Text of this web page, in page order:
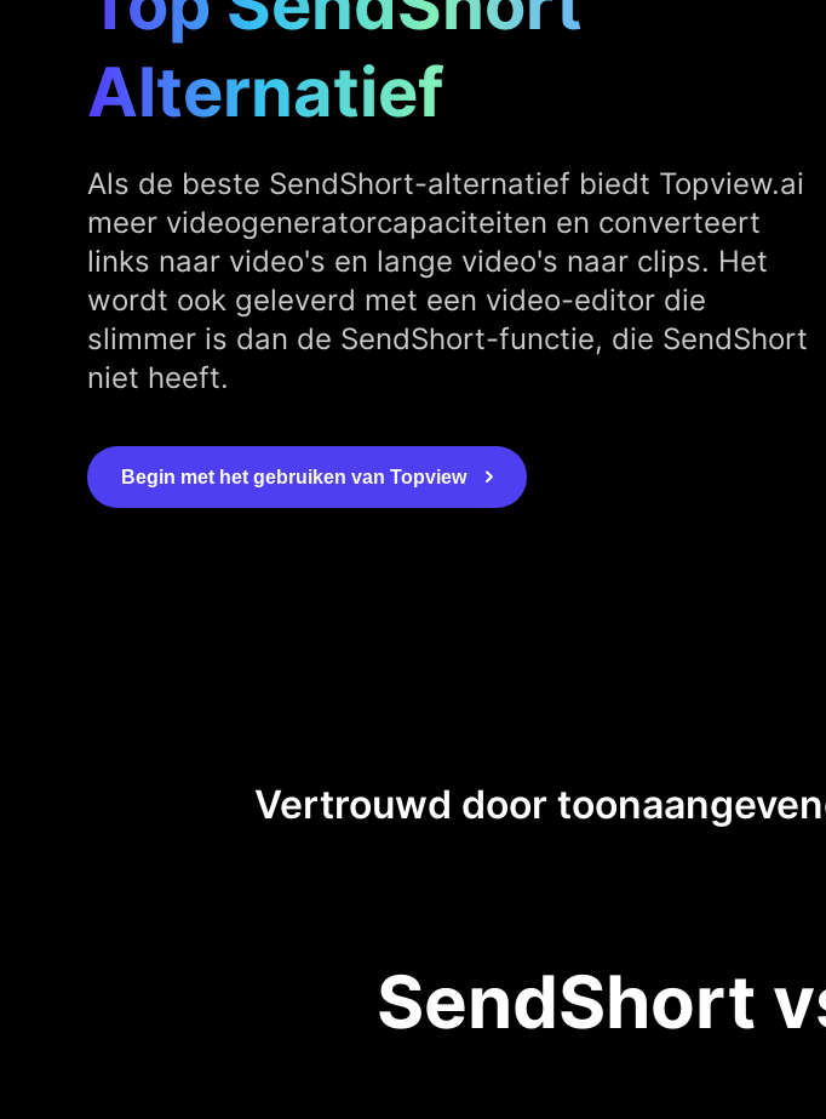
Alternatief
Als de beste SendShort-alternatief biedt Topview.ai
meer videogeneratorcapaciteiten en converteert
links naar video's en lange video's naar clips. Het
wordt ook geleverd met een video-editor die
slimmer is dan de SendShort-functie, die SendShort
niet heeft.
Begin met het gebruiken van Topview
Vertrouwd door
SendShort